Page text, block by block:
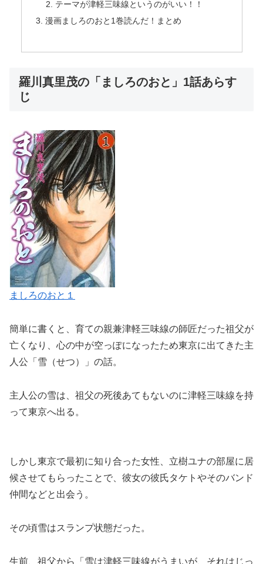
テーマが津軽三味線というのがいい！！
漫画ましろのおと1巻読んだ！まとめ
羅川真里茂の「ましろのおと」1話あらす
じ
ましろのおと１
簡単に書くと、育ての親兼津軽三味線の師匠だった祖父が
亡くなり、心の中が空っぽになったため東京に出てきた主
人公「雪（せつ）」の話。
主人公の雪は、祖父の死後あてもないのに津軽三味線を持
って東京へ出る。
しかし東京で最初に知り合った女性、立樹ユナの部屋に居
候させてもらったことで、彼女の彼氏タケトやそのバンド
仲間などと出会う。
その頃雪はスランプ状態だった。
生前、祖父から「雪は津軽三味線がうまいが、それはじっ